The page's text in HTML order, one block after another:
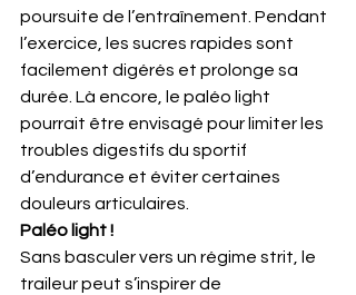
poursuite de l’entraînement. Pendant
l’exercice, les sucres rapides sont
facilement digérés et prolonge sa
durée. Là encore, le paléo light
pourrait être envisagé pour limiter les
troubles digestifs du sportif
d’endurance et éviter certaines
douleurs articulaires.
Paléo light !
Sans basculer vers un régime strit, le
traileur peut s’inspirer de